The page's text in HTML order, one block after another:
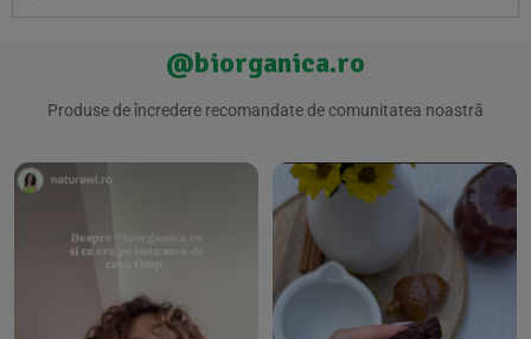
@biorganica.ro
Produse de încredere recomandate de comunitatea noastră